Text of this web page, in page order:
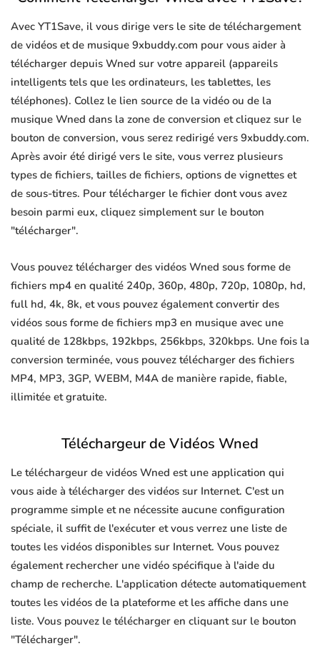
Avec YT1Save, il vous dirige vers le site de téléchargement
de vidéos et de musique 9xbuddy.com pour vous aider à
télécharger depuis Wned sur votre appareil (appareils
intelligents tels que les ordinateurs, les tablettes, les
téléphones). Collez le lien source de la vidéo ou de la
musique Wned dans la zone de conversion et cliquez sur le
bouton de conversion, vous serez redirigé vers 9xbuddy.com.
Après avoir été dirigé vers le site, vous verrez plusieurs
types de fichiers, tailles de fichiers, options de vignettes et
de sous-titres. Pour télécharger le fichier dont vous avez
besoin parmi eux, cliquez simplement sur le bouton
"télécharger".
Vous pouvez télécharger des vidéos Wned sous forme de
fichiers mp4 en qualité 240p, 360p, 480p, 720p, 1080p, hd,
full hd, 4k, 8k, et vous pouvez également convertir des
vidéos sous forme de fichiers mp3 en musique avec une
qualité de 128kbps, 192kbps, 256kbps, 320kbps. Une fois la
conversion terminée, vous pouvez télécharger des fichiers
MP4, MP3, 3GP, WEBM, M4A de manière rapide, fiable,
illimitée et gratuite.
Téléchargeur de Vidéos Wned
Le téléchargeur de vidéos Wned est une application qui
vous aide à télécharger des vidéos sur Internet. C'est un
programme simple et ne nécessite aucune configuration
spéciale, il suffit de l'exécuter et vous verrez une liste de
toutes les vidéos disponibles sur Internet. Vous pouvez
également rechercher une vidéo spécifique à l'aide du
champ de recherche. L'application détecte automatiquement
toutes les vidéos de la plateforme et les affiche dans une
liste. Vous pouvez le télécharger en cliquant sur le bouton
"Télécharger".